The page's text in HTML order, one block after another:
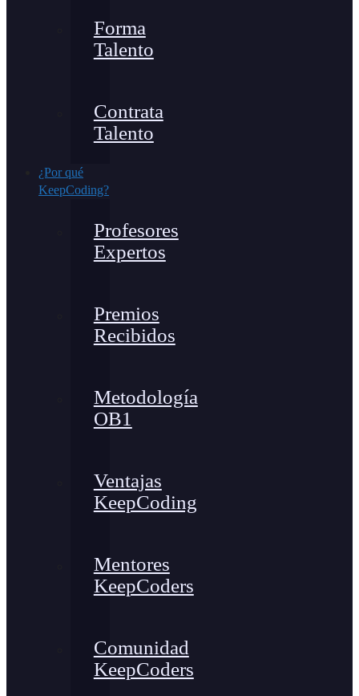
Forma
Talento
Contrata
Talento
¿Por qué
KeepCoding?
Profesores
Expertos
Premios
Recibidos
Metodología
OB1
Ventajas
KeepCoding
Mentores
KeepCoders
Comunidad
KeepCoders